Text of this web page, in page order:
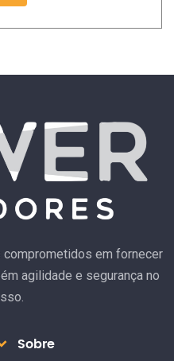
comprometidos em fornecer
agilidade e segurança no
Sobre